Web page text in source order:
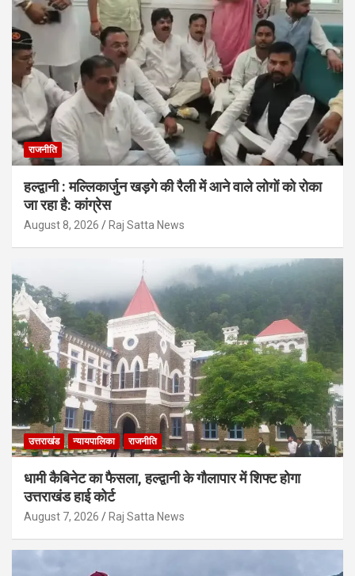
राजनीति
हल्द्वानी : मल्लिकार्जुन खड़गे की रैली में आने वाले लोगों को रोका
जा रहा है: कांग्रेस
August 8, 2026 Raj Satta News
उत्तराखंड न्यायपालिका राजनीति
धामी कैबिनेट का फैसला, हल्द्वानी के गौलापार में शिफ्ट होगा
उत्तराखंड हाई कोर्ट
August 7, 2026 Raj Satta News